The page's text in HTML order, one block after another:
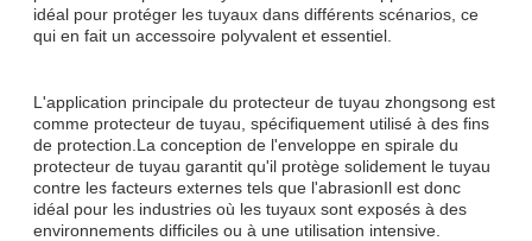
idéal pour protéger les tuyaux dans différents scénarios, ce
qui en fait un accessoire polyvalent et essentiel.
L'application principale du protecteur de tuyau zhongsong est
comme protecteur de tuyau, spécifiquement utilisé à des fins
de protection.La conception de l'enveloppe en spirale du
protecteur de tuyau garantit qu'il protège solidement le tuyau
contre les facteurs externes tels que l'abrasionIl est donc
idéal pour les industries où les tuyaux sont exposés à des
environnements difficiles ou à une utilisation intensive.